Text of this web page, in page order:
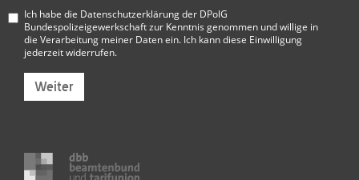
Ich habe die Datenschutzerklärung der DPolG
Bundespolizeigewerkschaftzur Kenntnis genommen und willige in
die Verarbeitung meiner Daten ein. Ich kann diese Einwilligung
jederzeit widerrufen.
Weiter